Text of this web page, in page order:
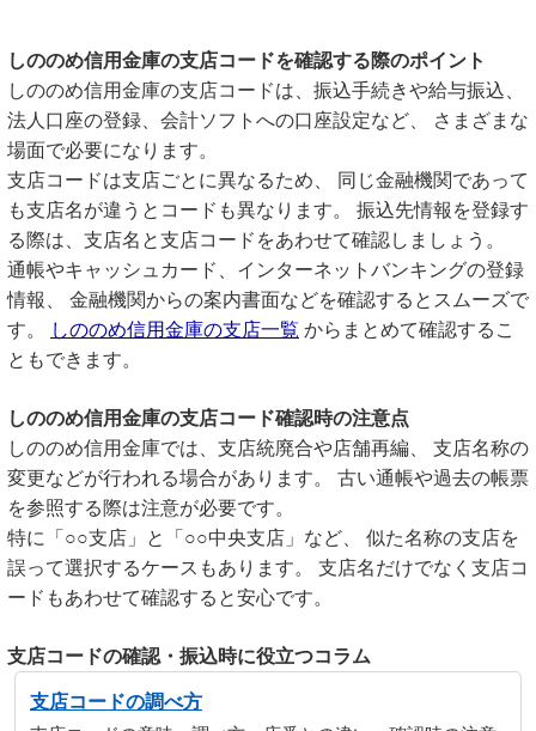
しののめ信用金庫の支店コードを確認する際のポイント
しののめ信用金庫の支店コードは、振込手続きや給与振込、
法人口座の登録、会計ソフトへの口座設定など、 さまざまな
場面で必要になります。
支店コードは支店ごとに異なるため、 同じ金融機関であって
も支店名が違うとコードも異なります。 振込先情報を登録す
る際は、支店名と支店コードをあわせて確認しましょう。
通帳やキャッシュカード、インターネットバンキングの登録
情報、 金融機関からの案内書面などを確認するとスムーズで
す。
しののめ信用金庫の支店一覧 からまとめて確認するこ
ともできます。
しののめ信用金庫の支店コード確認時の注意点
しののめ信用金庫では、支店統廃合や店舗再編、 支店名称の
変更などが行われる場合があります。 古い通帳や過去の帳票
を参照する際は注意が必要です。
特に「○○支店」と「○○中央支店」など、 似た名称の支店を
誤って選択するケースもあります。 支店名だけでなく支店コ
ードもあわせて確認すると安心です。
支店コードの確認・振込時に役立つコラム
支店コードの調べ方